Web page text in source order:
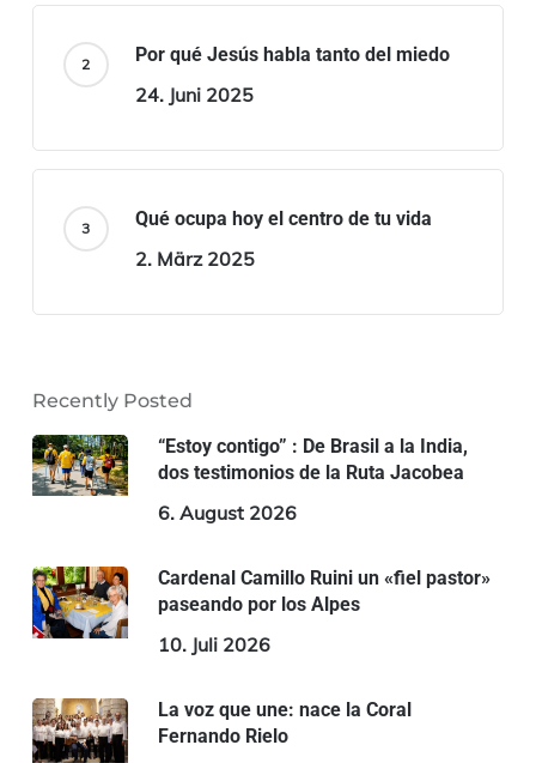
Por qué Jesús habla tanto del miedo
24. Juni 2025
Qué ocupa hoy el centro de tu vida
2. März 2025
Recently Posted
“Estoy contigo” : De Brasil a la India,
dos testimonios de la Ruta Jacobea
6. August 2026
Cardenal Camillo Ruini un «fiel pastor»
paseando por los Alpes
10. Juli 2026
La voz que une: nace la Coral
Fernando Rielo